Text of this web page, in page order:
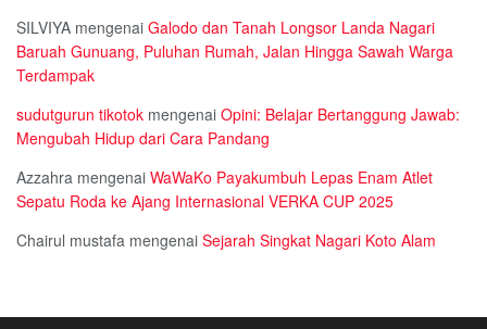
SILVIYA mengenai Galodo dan Tanah Longsor Landa Nagari
Baruah Gunuang, Puluhan Rumah, Jalan Hingga Sawah Warga
Terdampak
sudutgurun tikotok mengenai Opini: Belajar Bertanggung Jawab:
Mengubah Hidup dari Cara Pandang
Azzahra mengenai WaWaKo Payakumbuh Lepas Enam Atlet
Sepatu Roda ke Ajang Internasional VERKA CUP 2025
Chairul mustafa mengenai Sejarah Singkat Nagari Koto Alam